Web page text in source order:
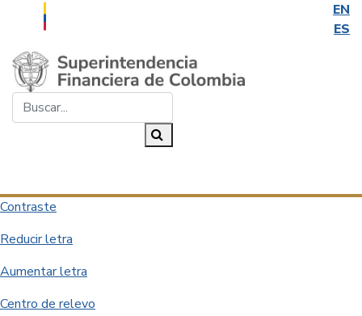
EN
ES
Saltar al contenido principal
Contraste
Reducir letra
Aumentar letra
Centro de relevo